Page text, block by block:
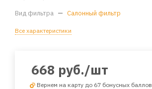
Вид фильтра — Салонный фильтр
Все характеристики
668 руб./шт
Вернем на карту до 67 бонусных баллов